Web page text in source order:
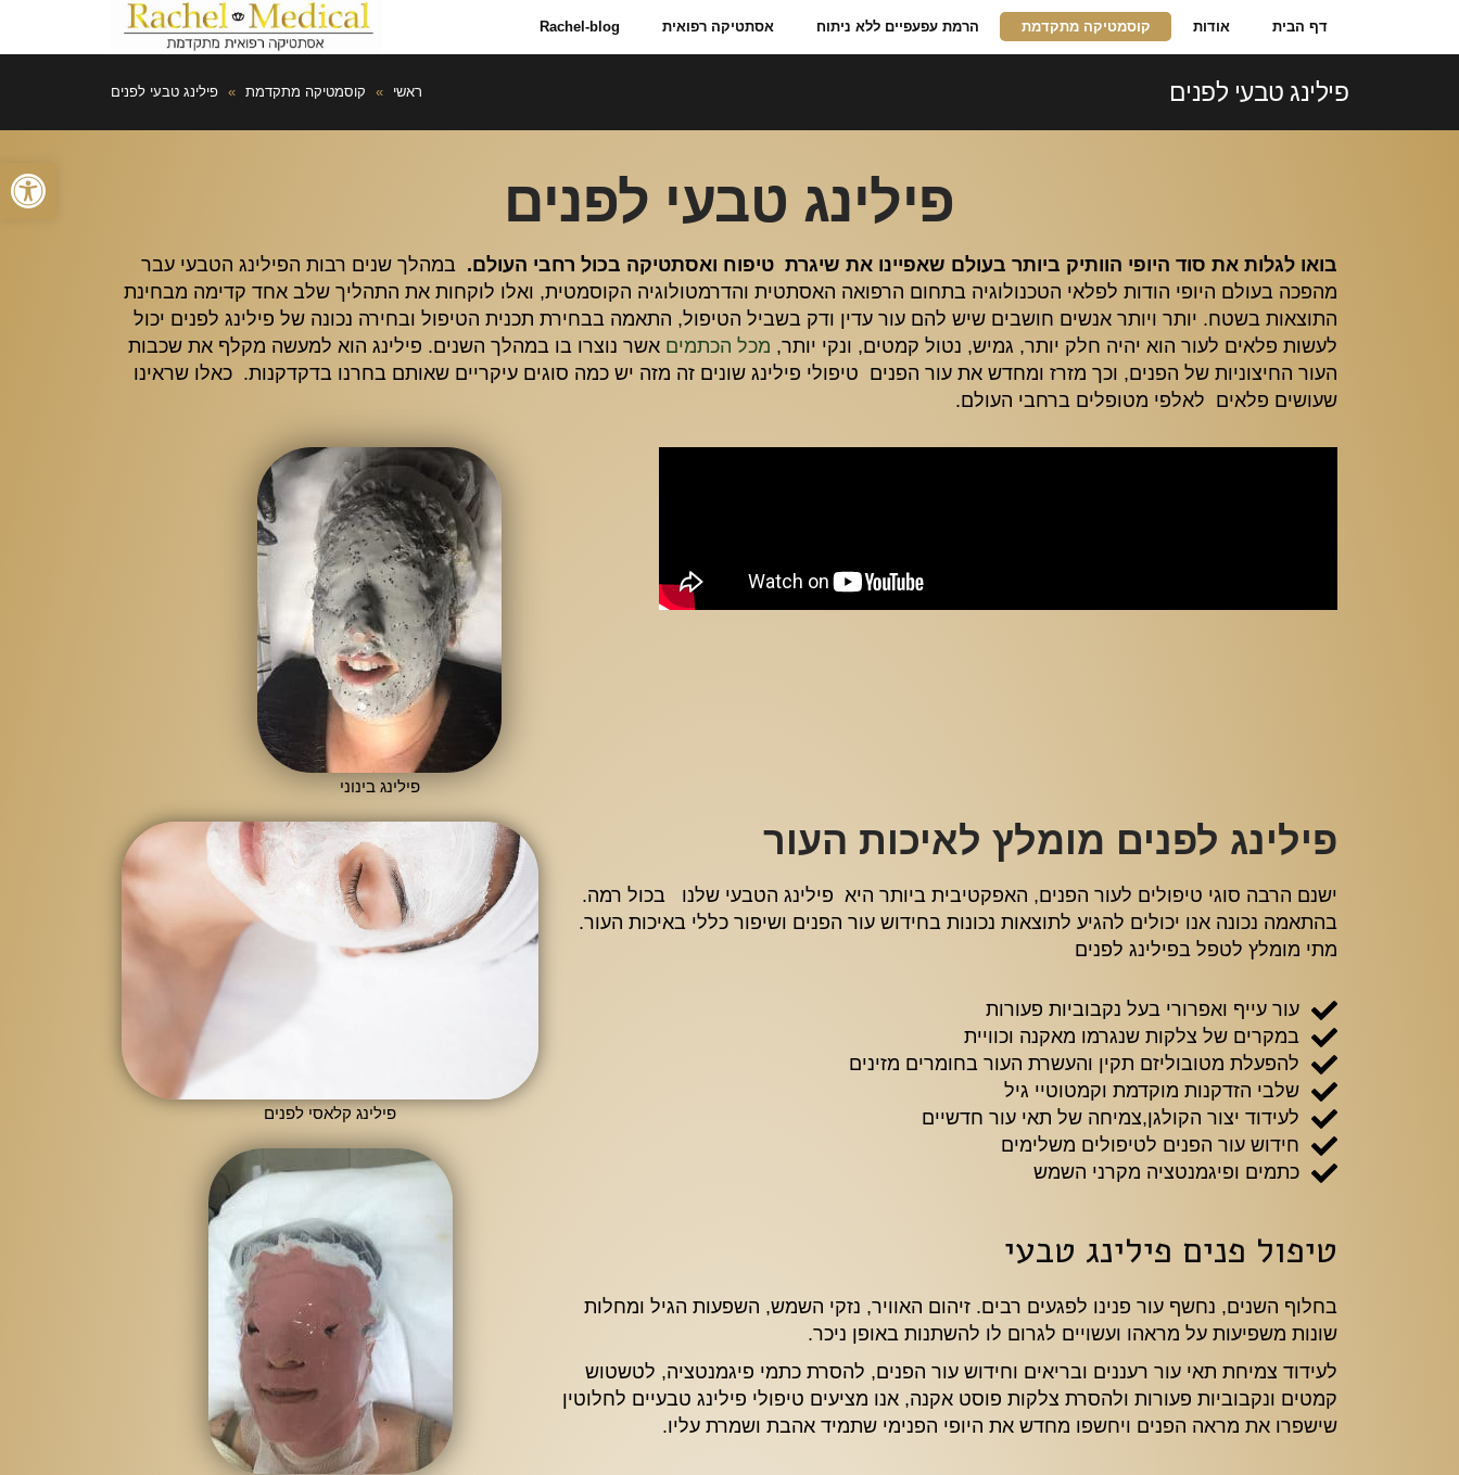
פתח
דף הבית אודות קוסמטיקה מתקדמת הרמת עפעפיים ללא ניתוח אסתטיקה רפואית Rachel-blog
פילינג טבעי לפנים ראשי » קוסמטיקה מתקדמת » פילינג טבעי לפנים
פילינג טבעי לפנים
בואו לגלות את סוד היופי הוותיק ביותר בעולם שאפיינו את שיגרת טיפוח ואסתטיקה בכול רחבי העולם. במהלך שנים רבות הפילינג הטבעי עבר
מהפכה בעולם היופי הודות לפלאי הטכנולוגיה בתחום הרפואה האסתטית והדרמטולוגיה הקוסמטית, ואלו לוקחות את התהליך שלב אחד קדימה מבחינת
התוצאות בשטח. יותר ויותר אנשים חושבים שיש להם עור עדין ודק בשביל הטיפול, התאמה בבחירת תכנית הטיפול ובחירה נכונה של פילינג לפנים יכול
לעשות פלאים לעור הוא יהיה חלק יותר, גמיש, נטול קמטים, ונקי יותר, מכל הכתמים אשר נוצרו בו במהלך השנים. פילינג הוא למעשה מקלף את שכבות
העור החיצוניות של הפנים, וכך מזרז ומחדש את עור הפנים טיפולי פילינג שונים זה מזה יש כמה סוגים עיקריים שאותם בחרנו בדקדקנות. כאלו שראינו
שעושים פלאים לאלפי מטופלים ברחבי העולם.
פילינג בינוני
פילינג לפנים מומלץ לאיכות העור
ישנם הרבה סוגי טיפולים לעור הפנים, האפקטיבית ביותר היא פילינג הטבעי שלנו בכול רמה.
בהתאמה נכונה אנו יכולים להגיע לתוצאות נכונות בחידוש עור הפנים ושיפור כללי באיכות העור.
מתי מומלץ לטפל בפילינג לפנים
עור עייף ואפרורי בעל נקבוביות פעורות
במקרים של צלקות שנגרמו מאקנה וכוויית
להפעלת מטובוליזם תקין והעשרת העור בחומרים מזינים
שלבי הזדקנות מוקדמת וקמטוטיי גיל
לעידוד יצור הקולגן,צמיחה של תאי עור חדשיים
חידוש עור הפנים לטיפולים משלימים
כתמים ופיגמנטציה מקרני השמש
טיפול פנים פילינג טבעי
בחלוף השנים, נחשף עור פנינו לפגעים רבים. זיהום האוויר, נזקי השמש, השפעות הגיל ומחלות
שונות משפיעות על מראהו ועשויים לגרום לו להשתנות באופן ניכר.
לעידוד צמיחת תאי עור רעננים ובריאים וחידוש עור הפנים, להסרת כתמי פיגמנטציה, לטשטוש
קמטים ונקבוביות פעורות ולהסרת צלקות פוסט אקנה, אנו מציעים טיפולי פילינג טבעיים לחלוטין
שישפרו את מראה הפנים ויחשפו מחדש את היופי הפנימי שתמיד אהבת ושמרת עליו.
פילינג קלאסי לפנים